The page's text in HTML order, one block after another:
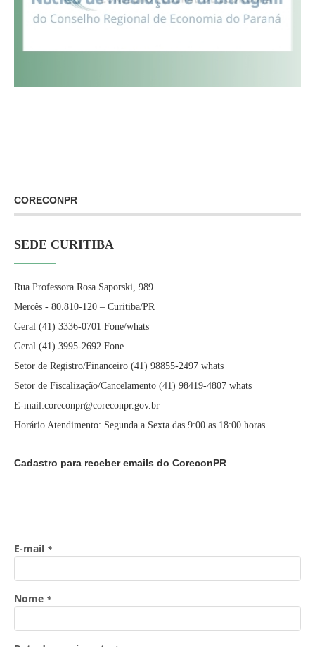
CORECONPR
SEDE CURITIBA
Rua Professora Rosa Saporski, 989
Mercês - 80.810-120 – Curitiba/PR
Geral (41) 3336-0701 Fone/whats
Geral (41) 3995-2692 Fone
Setor de Registro/Financeiro (41) 98855-2497 whats
Setor de Fiscalização/Cancelamento (41) 98419-4807 whats
E-mail:coreconpr@coreconpr.gov.br
Horário Atendimento: Segunda a Sexta das 9:00 as 18:00 horas
Cadastro para receber emails do CoreconPR